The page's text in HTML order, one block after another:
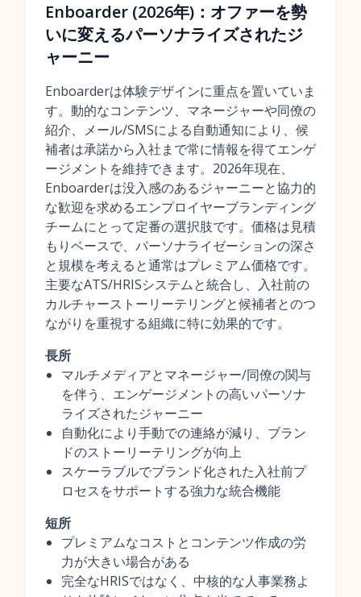
Enboarder (2026年)：オファーを勢
いに変えるパーソナライズされたジ
ャーニー
Enboarderは体験デザインに重点を置いていま
す。動的なコンテンツ、マネージャーや同僚の
紹介、メール/SMSによる自動通知により、候
補者は承諾から入社まで常に情報を得てエンゲ
ージメントを維持できます。2026年現在、
Enboarderは没入感のあるジャーニーと協力的
な歓迎を求めるエンプロイヤーブランディング
チームにとって定番の選択肢です。価格は見積
もりベースで、パーソナライゼーションの深さ
と規模を考えると通常はプレミアム価格です。
主要なATS/HRISシステムと統合し、入社前の
カルチャーストーリーテリングと候補者とのつ
ながりを重視する組織に特に効果的です。
長所
マルチメディアとマネージャー/同僚の関与
を伴う、エンゲージメントの高いパーソナ
ライズされたジャーニー
自動化により手動での連絡が減り、ブラン
ドのストーリーテリングが向上
スケーラブルでブランド化された入社前プ
ロセスをサポートする強力な統合機能
短所
プレミアムなコストとコンテンツ作成の労
力が大きい場合がある
完全なHRISではなく、中核的な人事業務よ